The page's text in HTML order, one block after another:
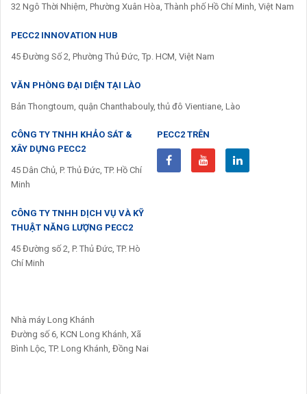
32 Ngô Thời Nhiệm, Phường Xuân Hòa, Thành phố Hồ Chí Minh, Việt Nam
PECC2 INNOVATION HUB
45 Đường Số 2, Phường Thủ Đức, Tp. HCM, Việt Nam
VĂN PHÒNG ĐẠI DIỆN TẠI LÀO
Bản Thongtoum, quận Chanthabouly, thủ đô Vientiane, Lào
CÔNG TY TNHH KHẢO SÁT &
XÂY DỰNG PECC2
45 Dân Chủ, P. Thủ Đức, TP. Hồ Chí
Minh
CÔNG TY TNHH DỊCH VỤ VÀ KỸ
THUẬT NĂNG LƯỢNG PECC2
45 Đường số 2, P. Thủ Đức, TP. Hò
Chí Minh
Nhà máy Long Khánh
Đường số 6, KCN Long Khánh, Xã
Bình Lộc, TP. Long Khánh, Đồng Nai
PECC2 TRÊN